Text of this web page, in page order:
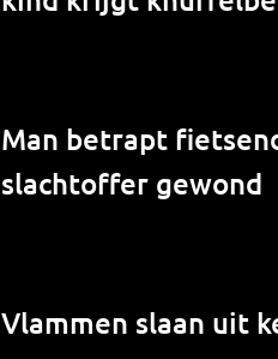
Man betrapt
slachtoffer gewond
Vlammen slaan uit